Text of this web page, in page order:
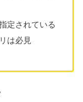
定されている
は必見